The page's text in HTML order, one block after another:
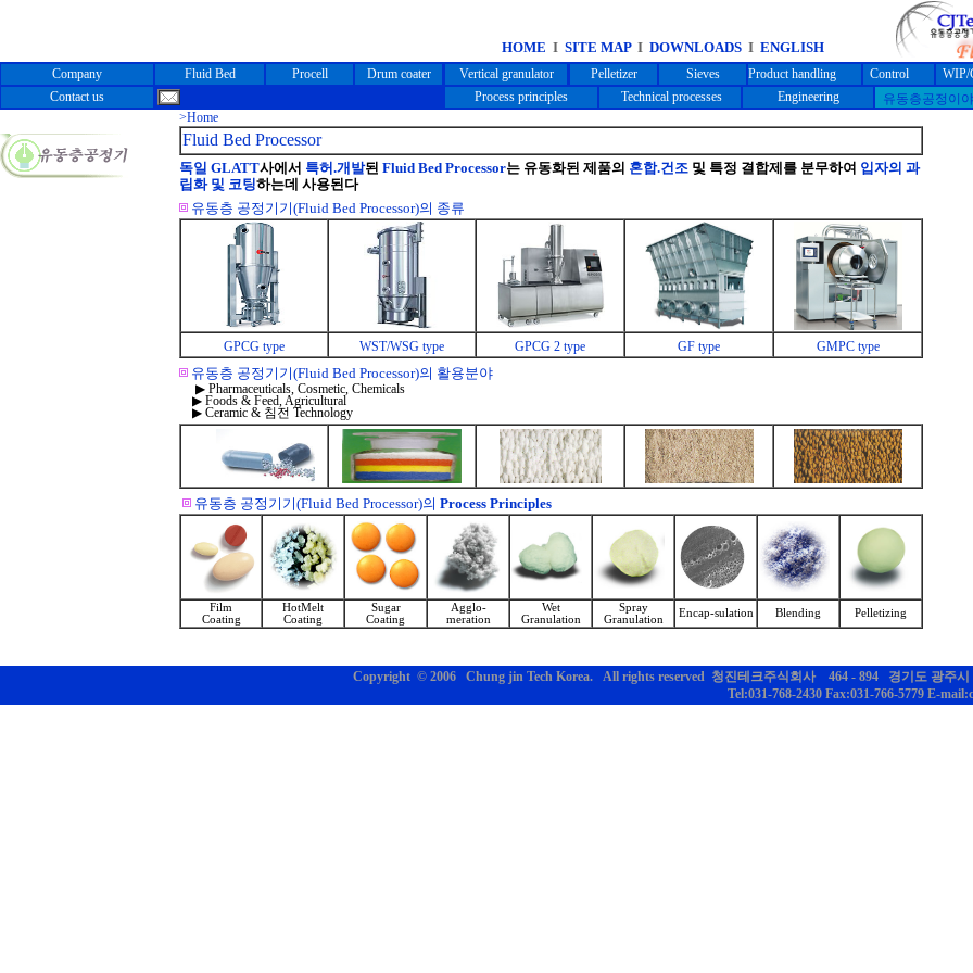
HOME I SITE MAP I DOWNLOADS I ENGLISH
Sieves
Engineering
Contact us
Fluid Bed Drum coater Vertical granulator Pelletizer Product handling
WIP/
Technical processes
Company Procell
Control
Process principles
>Home
Fluid Bed Processor
독일 GLATT사에서 특허.개발된 Fluid Bed Processor는 유동화된 제품의 혼합.건조 및 특정 결합제를 분무하여 입자의 과
립화 및 코팅하는데 사용된다
유동층 공정기기(Fluid Bed Processor)의 종류
GPCG type WST/WSG type GPCG 2 type GF type GMPC type
유동층 공정기기(Fluid Bed Processor)의 활용분야
▶ Pharmaceuticals, Cosmetic, Chemicals
▶ Foods & Feed, Agricultural
▶ Ceramic & 침전 Technology
유동층 공정기기(Fluid Bed Processor)의 Process Principles
Film
Coating
HotMelt
Coating
Sugar
Coating
Agglo-
meration
Wet
Granulation
Spray
Granulation
Encap-sulation Blending Pelletizing
유동층공정이
Copyright © 2006 Chung jin Tech Korea. All rights reserved 청진테크주식회사 464 - 894 경기도 광주시
Tel:031-768-2430 Fax:031-766-5779 E-